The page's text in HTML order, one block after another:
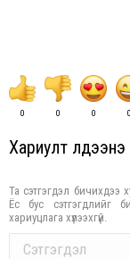
0 0 0 0
Хариулт үлдээнэ үү
Та сэтгэгдэл бичихдээ
Ёс бус сэтгэгдлийг
хариуцлага хүлээхгүй.
Comment